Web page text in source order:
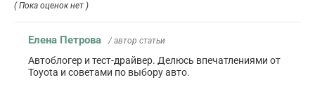
( Пока оценок нет )
Елена Петрова / автор статьи
Автоблогер и тест-драйвер. Делюсь впечатлениями от
Toyota и советами по выбору авто.